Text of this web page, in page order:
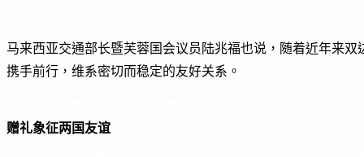
马来西亚交通部长暨芙蓉国会议员陆兆福也说，随着近年来
携手前行，维系密切而稳定的友好关系。
赠礼象征两国友谊